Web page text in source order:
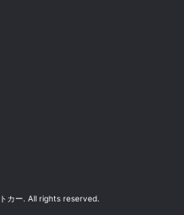
カー. All rights reserved.